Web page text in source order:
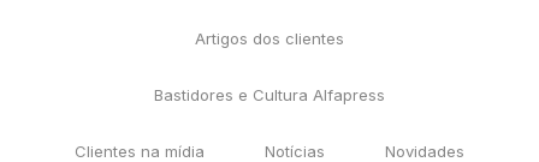
Artigos dos clientes
Bastidores e Cultura Alfapress
Clientes na mídia Notícias Novidades